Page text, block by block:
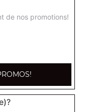
de nos promotions!